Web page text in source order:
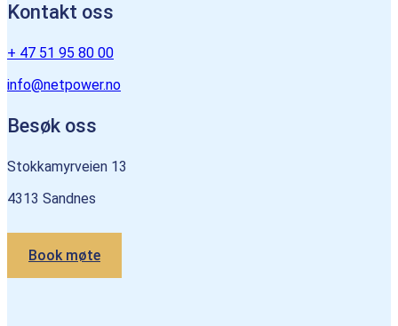
Kontakt oss
+ 47 51 95 80 00
info@netpower.no
Besøk oss
Stokkamyrveien 13
4313 Sandnes
Book møte